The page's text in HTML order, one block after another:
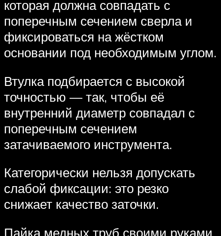
которая должна совпадать с
поперечным сечением сверла и
фиксироваться на жёстком
основании под необходимым углом.
Втулка подбирается с высокой
точностью — так, чтобы её
внутренний диаметр совпадал с
поперечным сечением
затачиваемого инструмента.
Категорически нельзя допускать
слабой фиксации: это резко
снижает качество заточки.
Пайка медных труб своими руками